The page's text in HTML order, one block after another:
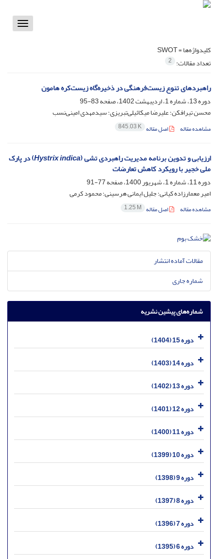
Toggle
کلیدواژه‌ها =SWOT
تعداد مقالات: 2
راهبردهای تنوع زیست‌فرهنگی در ذخیره‌گاه زیست‌کره هامون
دوره 13، شماره 1، اردیبهشت 1402، صفحه
83-95
محسن تیرافکن؛ علیرضا میکائیلی‌تبریزی؛ سیدمهدی امینی‌نسب
مشاهده مقاله اصل مقاله 845.03 K
ارزیابی و تدوین برنامه مدیریت راهبردی تشی (Hystrix indica) در پارک
ملی خجیر با رویکرد کاهش تعارضات
دوره 11، شماره 1، شهریور 1400، صفحه
77-91
امیر معمارزاده کیانی؛ جلیل ایمانی هرسینی؛ محمود کرمی
مشاهده مقاله اصل مقاله 1.25 M
مقالات آماده انتشار
شماره جاری
شماره‌های پیشین نشریه
دوره 15 (1404)
دوره 14 (1403)
دوره 13 (1402)
دوره 12 (1401)
دوره 11 (1400)
دوره 10 (1399)
دوره 9 (1398)
دوره 8 (1397)
دوره 7 (1396)
دوره 6 (1395)